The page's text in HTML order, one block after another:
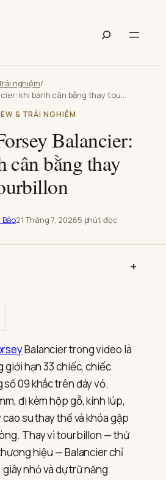
Tìm
kiếm
nghiệm/
Greubel Forsey Balancier: khi bánh cân bằng thay tourbillon
& TRẢI NGHIỆM
Balancier:
cân bằng thay
21 Tháng 7, 20265 phút đọc
Phát
Balancier trong video là
giới hạn 33 chiếc, chiếc
09 khắc trên đáy vỏ.
đi kèm hộp gỗ, kính lúp,
su thay thế và khóa gập
Thay vì tourbillon — thứ
hiệu — Balancier chỉ
nhỏ và dự trữ năng